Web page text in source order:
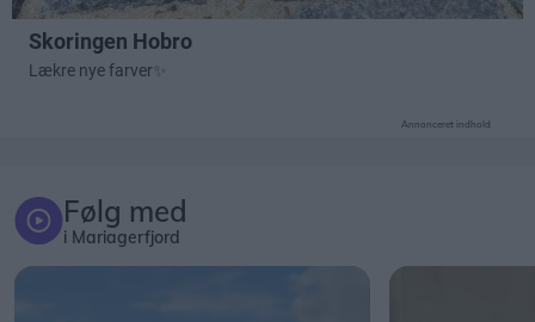
Annonceret indhold
Følg med
i Mariagerfjord